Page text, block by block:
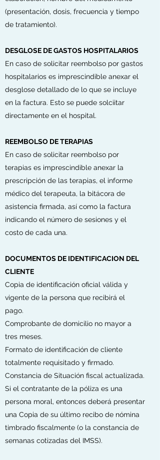
(presentación, dosis, frecuencia y tiempo
de tratamiento).
DESGLOSE DE GASTOS HOSPITALARIOS
En caso de solicitar reembolso por gastos
hospitalarios es imprescindible anexar el
desglose detallado de lo que se incluye
en la factura. Esto se puede solciitar
directamente en el hospital.
REEMBOLSO DE TERAPIAS
En caso de solicitar reembolso por
terapias es imprescindible anexar la
prescripción de las terapias, el informe
médico del terapeuta, la bitácora de
asistencia firmada, así como la factura
indicando el número de sesiones y el
costo de cada una.
DOCUMENTOS DE IDENTIFICACION DEL
CLIENTE
Copia de identificación oficial válida y
vigente de la persona que recibirá el
pago.
Comprobante de domicilio no mayor a
tres meses.
Formato de identificación de cliente
totalmente requisitado y firmado.
Constancia de Situación fiscal actualizada.
Si el contratante de la póliza es una
persona moral, entonces deberá presentar
una Copia de su último recibo de nómina
timbrado fiscalmente (o la constancia de
semanas cotizadas del IMSS).